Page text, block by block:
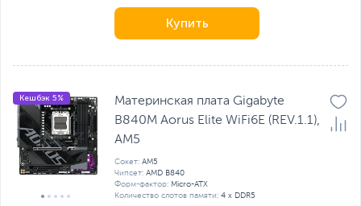
Купить
Кешбэк 5%
Материнская плата Gigabyte
B840M Aorus Elite WiFi6E (REV.1.1),
AM5
Сокет: AM5
Чипсет: AMD B840
Форм-фактор: Micro-ATX
Количество слотов памяти: 4 x DDR5